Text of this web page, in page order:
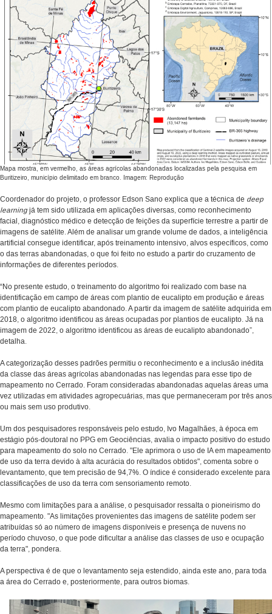
Mapa mostra, em vermelho, as áreas agrícolas abandonadas localizadas pela pesquisa em
Buritizeiro, município delimitado em branco. Imagem: Reprodução
Coordenador do projeto, o professor Edson Sano explica que a técnica de deep
learning já tem sido utilizada em aplicações diversas, como reconhecimento
facial, diagnóstico médico e detecção de feições da superfície terrestre a partir de
imagens de satélite. Além de analisar um grande volume de dados, a inteligência
artificial consegue identificar, após treinamento intensivo, alvos específicos, como
o das terras abandonadas, o que foi feito no estudo a partir do cruzamento de
informações de diferentes períodos.
“No presente estudo, o treinamento do algoritmo foi realizado com base na
identificação em campo de áreas com plantio de eucalipto em produção e áreas
com plantio de eucalipto abandonado. A partir da imagem de satélite adquirida em
2018, o algoritmo identificou as áreas ocupadas por plantios de eucalipto. Já na
imagem de 2022, o algoritmo identificou as áreas de eucalipto abandonado”,
detalha.
A categorização desses padrões permitiu o reconhecimento e a inclusão inédita
da classe das áreas agrícolas abandonadas nas legendas para esse tipo de
mapeamento no Cerrado. Foram consideradas abandonadas aquelas áreas uma
vez utilizadas em atividades agropecuárias, mas que permaneceram por três anos
ou mais sem uso produtivo.
Um dos pesquisadores responsáveis pelo estudo, Ivo Magalhães, à época em
estágio pós-doutoral no PPG em Geociências, avalia o impacto positivo do estudo
para mapeamento do solo no Cerrado. "Ele aprimora o uso de IA em mapeamento
de uso da terra devido à alta acurácia do resultados obtidos", comenta sobre o
levantamento, que tem precisão de 94,7%. O índice é considerado excelente para
classificações de uso da terra com sensoriamento remoto.
Mesmo com limitações para a análise, o pesquisador ressalta o pioneirismo do
mapeamento. "As limitações provenientes das imagens de satélite podem ser
atribuídas só ao número de imagens disponíveis e presença de nuvens no
período chuvoso, o que pode dificultar a análise das classes de uso e ocupação
da terra", pondera.
A perspectiva é de que o levantamento seja estendido, ainda este ano, para toda
a área do Cerrado e, posteriormente, para outros biomas.